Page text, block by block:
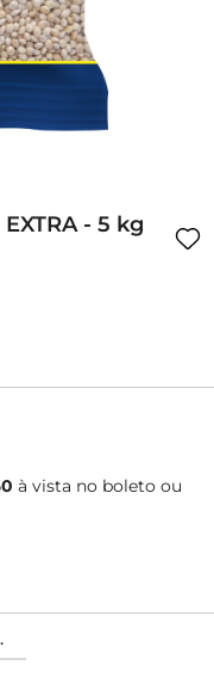
- 5 kg
à vista no boleto ou